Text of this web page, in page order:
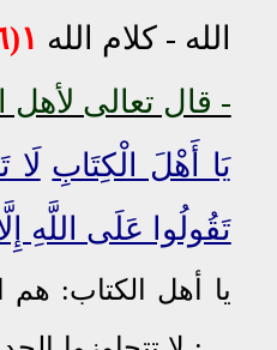
الله - كلام الله ١(٣٦)
- قال تعالى لأهل
يَا أَهْلَ الْكِتَابِ لَا
تَقُولُوا عَلَى اللَّهِ
يا أهل الكتاب: هم